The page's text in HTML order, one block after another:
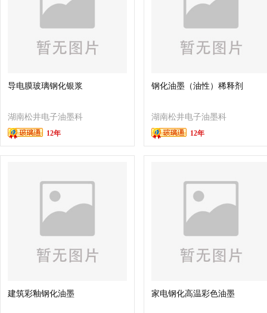
导电膜玻璃钢化银浆
湖南松井电子油墨科
技有限公司12年
钢化油墨（油性）稀释剂
湖南松井电子油墨科
技有限公司12年
建筑彩釉钢化油墨 家电钢化高温彩色油墨